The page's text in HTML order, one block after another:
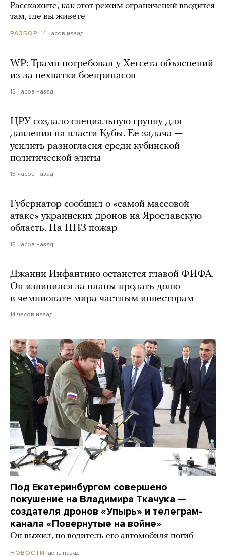
Расскажите, как этот режим ограничений вводится
там, где вы живете
РАЗБОР 14 часов назад
WP: Трамп потребовал у Хегсета объяснений
из-за нехватки боеприпасов
15 часов назад
ЦРУ создало специальную группу для
давления на власти Кубы. Ее задача —
усилить разногласия среди кубинской
политической элиты
13 часов назад
Губернатор сообщил о «самой массовой
атаке» украинских дронов на Ярославскую
область. На НПЗ пожар
15 часов назад
Джанни Инфантино останется главой ФИФА.
Он извинился за планы продать долю
в чемпионате мира частным инвесторам
14 часов назад
Под Екатеринбургом совершено
покушение на Владимира Ткачука —
создателя дронов «Упырь» и телеграм-
канала «Повернутые на войне»
Он выжил, но водитель его автомобиля погиб
НОВОСТИ день назад